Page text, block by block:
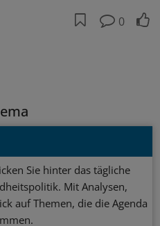
0
Sie hinter das tägliche
Mit Analysen,
auf Themen, die die Agenda